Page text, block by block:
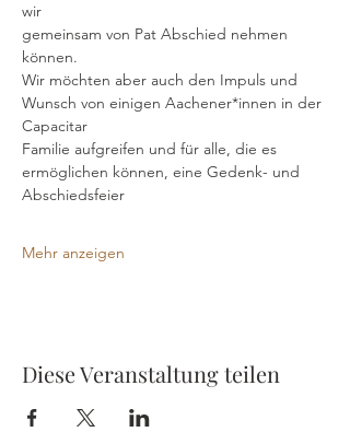
wir
gemeinsam von Pat Abschied nehmen
können.
Wir möchten aber auch den Impuls und
Wunsch von einigen Aachener*innen in der
Capacitar
Familie aufgreifen und für alle, die es
ermöglichen können, eine Gedenk- und
Abschiedsfeier
Mehr anzeigen
Diese Veranstaltung teilen